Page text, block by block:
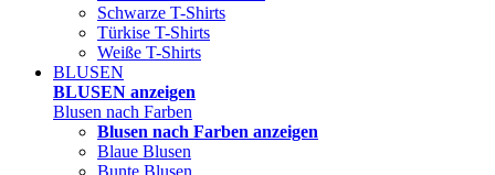
Schwarze T-Shirts
Türkise T-Shirts
Weiße T-Shirts
BLUSEN
BLUSEN anzeigen
Blusen nach Farben
Blusen nach Farben anzeigen
Blaue Blusen
Bunte Blusen